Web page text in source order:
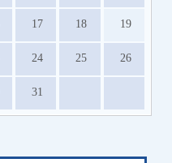
17 18 19
24 25 26
31